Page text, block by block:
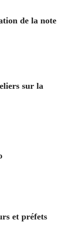
de la note
sur la
et préfets